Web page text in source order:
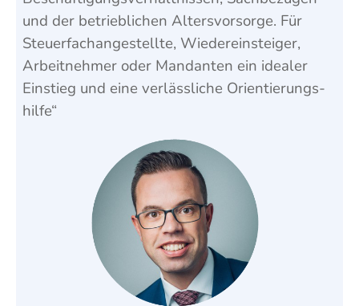
und der betrieb­lichen Alters­vorsorge. Für
Steuer­fach­ange­stellte, Wieder­einsteiger,
Arbeit­nehmer oder Man­danten ein idealer
Ein­stieg und eine ver­lässliche Orientierungs­
hilfe“